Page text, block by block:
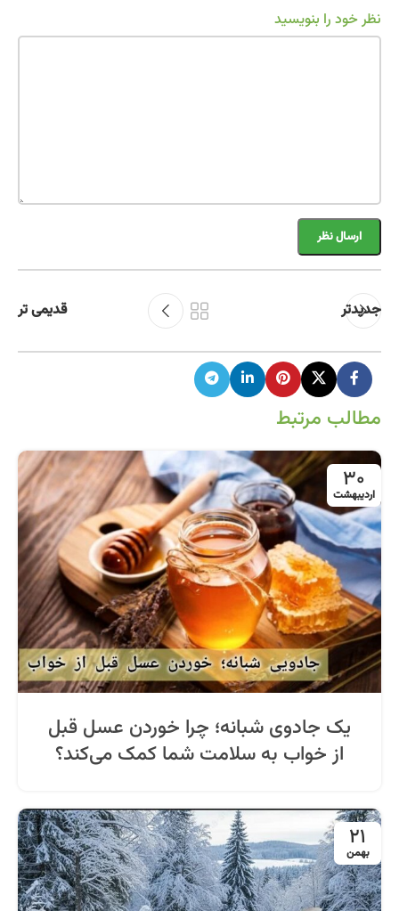
نظر خود را بنویسید
جدیدتر قدیمی تر
مطالب مرتبط
30
اردیبهشت
یک جادوی شبانه؛ چرا خوردن عسل قبل
از خواب به سلامت شما کمک می‌کند؟
21
بهمن